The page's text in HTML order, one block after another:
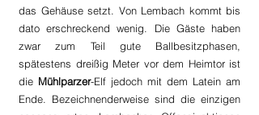
das Gehäuse setzt. Von Lembach kommt bis
dato erschreckend wenig. Die Gäste haben
zwar zum Teil gute Ballbesitzphasen,
spätestens dreißig Meter vor dem Heimtor ist
die Mühlparzer-Elf jedoch mit dem Latein am
Ende. Bezeichnenderweise sind die einzigen